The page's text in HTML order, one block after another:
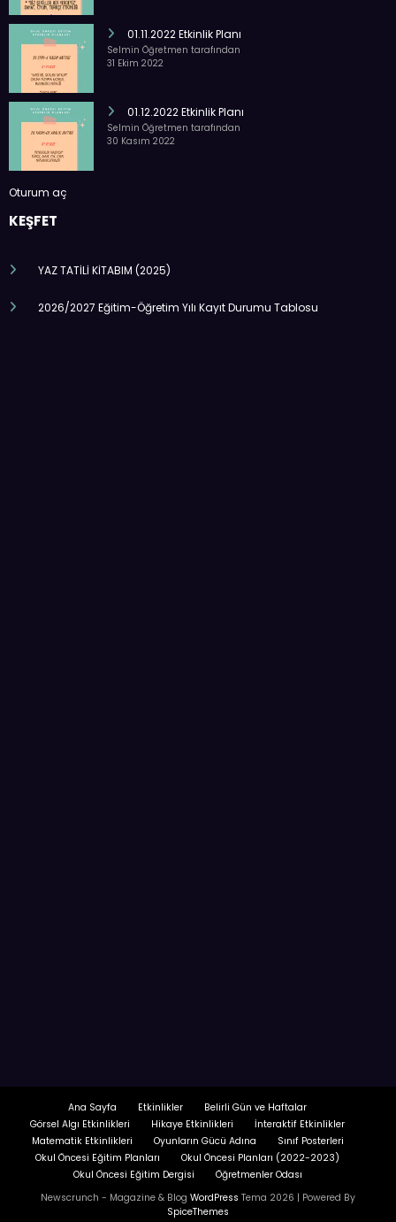
01.11.2022 Etkinlik Planı
Selmin Öğretmen tarafından
31 Ekim 2022
01.12.2022 Etkinlik Planı
Selmin Öğretmen tarafından
30 Kasım 2022
Oturum aç
KEŞFET
YAZ TATİLİ KİTABIM (2025)
2026/2027 Eğitim-Öğretim Yılı Kayıt Durumu Tablosu
Ana Sayfa Etkinlikler
Belirli Gün ve Haftalar
Görsel Algı Etkinlikleri
Hikaye Etkinlikleri
İnteraktif Etkinlikler
Matematik Etkinlikleri
Oyunların Gücü Adına
Sınıf Posterleri
Okul Öncesi Eğitim Planları
Okul Öncesi Planları (2022-2023)
Okul Öncesi Eğitim Dergisi
Öğretmenler Odası
Newscrunch - Magazine & Blog WordPress Tema 2026 | Powered By
SpiceThemes